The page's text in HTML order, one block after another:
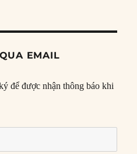
EMAIL
để được nhận thông báo khi